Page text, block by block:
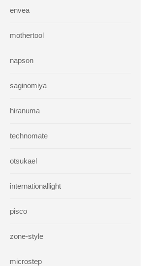
envea
mothertool
napson
saginomiya
hiranuma
technomate
otsukael
internationallight
pisco
zone-style
microstep